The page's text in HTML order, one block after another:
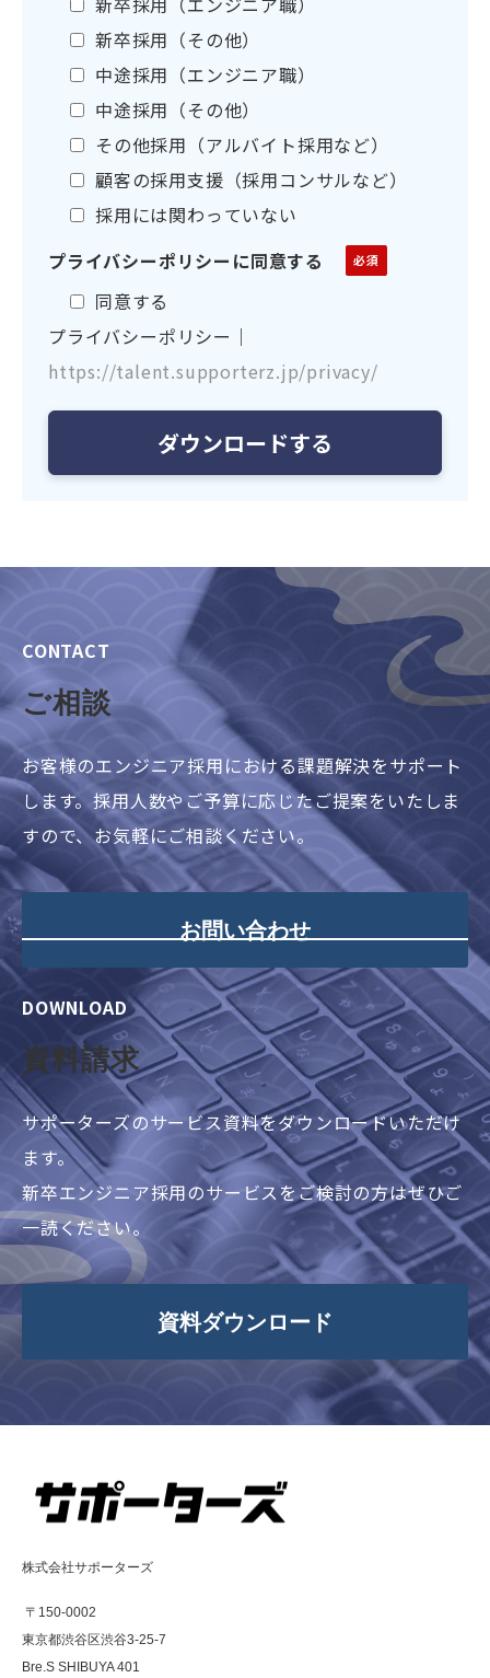
新卒採用（その他）
中途採用（エンジニア職）
中途採用（その他）
その他採用（アルバイト採用など）
顧客の採用支援（採用コンサルなど）
採用には関わっていない
プライバシーポリシーに同意する
同意する
プライバシーポリシー｜
https://talent.supporterz.jp/privacy/
CONTACT
ご相談
お客様のエンジニア採用における課題解決をサポート
します。採用人数やご予算に応じたご提案をいたしま
すので、お気軽にご相談ください。
お問い合わせ
DOWNLOAD
資料請求
サポーターズのサービス資料をダウンロードいただけ
ます。
新卒エンジニア採用のサービスをご検討の方はぜひご
一読ください。
資料ダウンロード
株式会社サポーターズ
〒150-0002
東京都渋谷区渋谷3-25-7
Bre.S SHIBUYA 401